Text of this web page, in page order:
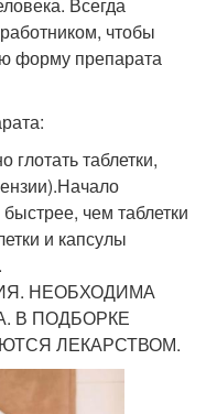
Всегда
чтобы
форму препарата
глотать таблетки,
чем таблетки
и капсулы
НЕОБХОДИМА
В ПОДБОРКЕ
ЛЕКАРСТВОМ.